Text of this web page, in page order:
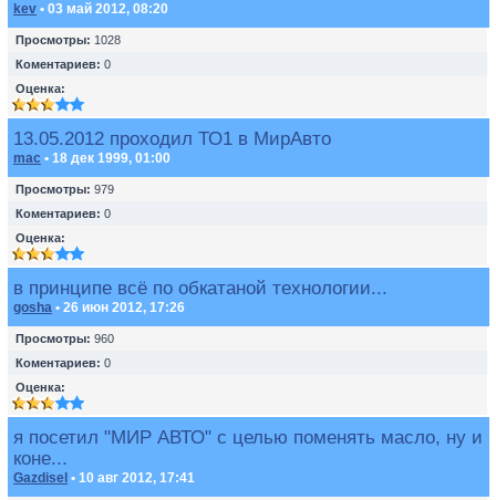
kev • 03 май 2012, 08:20
Просмотры: 1028
Коментариев: 0
Оценка:
13.05.2012 проходил ТО1 в МирАвто
mac • 18 дек 1999, 01:00
Просмотры: 979
Коментариев: 0
Оценка:
в принципе всё по обкатаной технологии...
gosha • 26 июн 2012, 17:26
Просмотры: 960
Коментариев: 0
Оценка:
я посетил "МИР АВТО" с целью поменять масло, ну и
коне...
Gazdisel • 10 авг 2012, 17:41